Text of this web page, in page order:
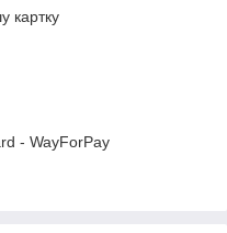
картку
- WayForPay